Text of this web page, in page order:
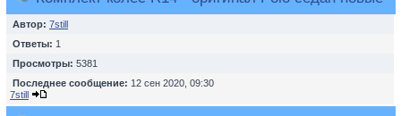
Автор: 7still
Ответы: 1
Просмотры: 5381
Последнее сообщение: 12 сен 2020, 09:30
7still